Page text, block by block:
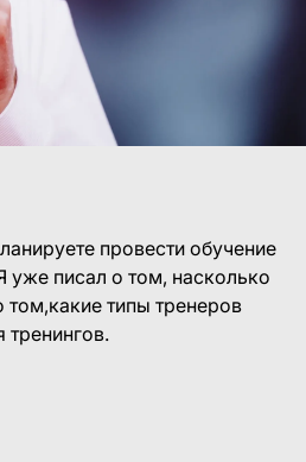
провести обучение
уже писал о том, насколько
том,какие типы тренеров